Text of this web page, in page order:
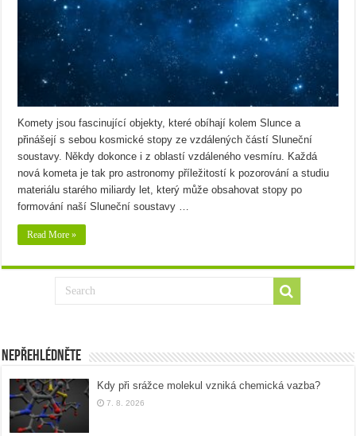
Komety jsou fascinující objekty, které obíhají kolem Slunce a
přinášejí s sebou kosmické stopy ze vzdálených částí Sluneční
soustavy. Někdy dokonce i z oblastí vzdáleného vesmíru. Každá
nová kometa je tak pro astronomy příležitostí k pozorování a studiu
materiálu starého miliardy let, který může obsahovat stopy po
formování naší Sluneční soustavy …
Read More »
Nepřehlédněte
Kdy při srážce molekul vzniká chemická vazba?
7. 8. 2026